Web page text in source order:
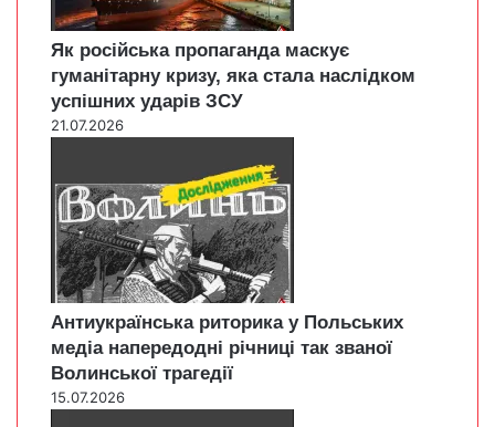
Як російська пропаганда маскує
гуманітарну кризу, яка стала наслідком
успішних ударів ЗСУ
21.07.2026
Антиукраїнська риторика у Польських
медіа напередодні річниці так званої
Волинської трагедії
15.07.2026